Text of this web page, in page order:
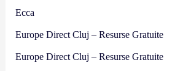
Ecca
Europe Direct Cluj – Resurse Gratuite
Europe Direct Cluj – Resurse Gratuite